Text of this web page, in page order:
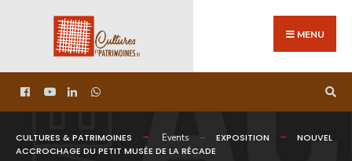
MENU
CULTURES & PATRIMOINES Events EXPOSITION
NOUVEL
ACCROCHAGE DU PETIT MUSÉE DE LA RÉCADE